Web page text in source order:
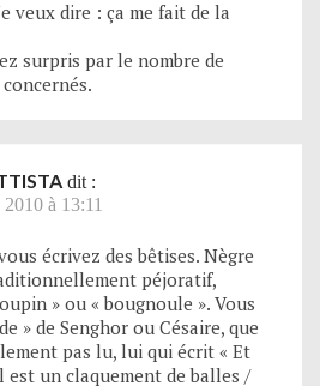
veux dire : ça me fait de la
surpris par le nombre de
dit :
à 13:11
écrivez des bêtises. Nègre
péjoratif,
» ou « bougnoule ». Vous
» de Senghor ou Césaire, que
pas lu, lui qui écrit « Et
est un claquement de balles /